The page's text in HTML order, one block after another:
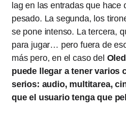
lag en las entradas que hace
pesado. La segunda, los
se pone intenso. La tercera,
para jugar… pero fuera de
más pero, en el caso del
puede llegar a tener varios
serios: audio, multitarea,
que el usuario tenga que